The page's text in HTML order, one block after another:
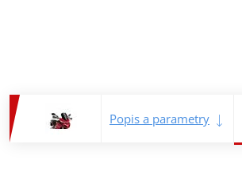
Popis a parametry